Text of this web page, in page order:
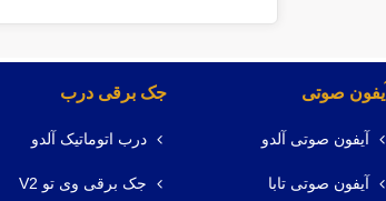
آیفون صوتی
آیفون صوتی آلدو
آیفون صوتی تابا
جک برقی درب
درب اتوماتیک آلدو
جک برقی وی تو V2